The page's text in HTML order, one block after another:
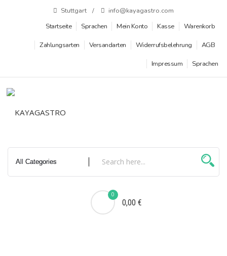
Stuttgart
info@kayagastro.com
Startseite
Sprachen Mein Konto Kasse Warenkorb
Zahlungsarten Versandarten Widerrufsbelehrung AGB
Impressum Sprachen
0
0,00 €